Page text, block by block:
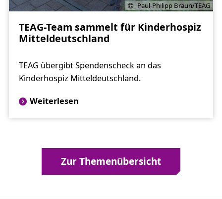
Paul-Philipp Braun/TEAG
TEAG-Team sammelt für Kinderhospiz
Mitteldeutschland
TEAG übergibt Spendenscheck an das
Kinderhospiz Mitteldeutschland.
Weiterlesen
Zur Themenübersicht